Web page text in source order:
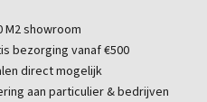
M2 showroom
bezorging vanaf €500
direct mogelijk
aan particulier & bedrijven